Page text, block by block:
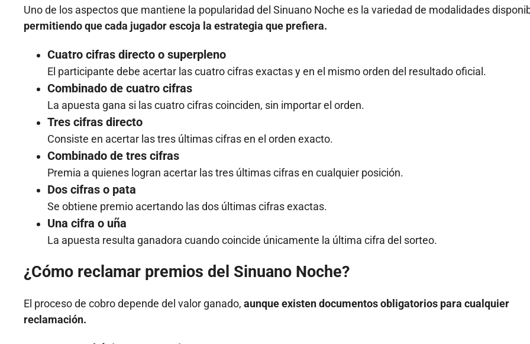
Uno de los aspectos que mantiene la popularidad del Sinuano Noche es la variedad de modalidades
permitiendo que cada jugador escoja la estrategia que prefiera.
Cuatro cifras directo o superpleno
El participante debe acertar las cuatro cifras exactas y en el mismo orden del resultado oficial.
Combinado de cuatro cifras
La apuesta gana si las cuatro cifras coinciden, sin importar el orden.
Tres cifras directo
Consiste en acertar las tres últimas cifras en el orden exacto.
Combinado de tres cifras
Premia a quienes logran acertar las tres últimas cifras en cualquier posición.
Dos cifras o pata
Se obtiene premio acertando las dos últimas cifras exactas.
Una cifra o uña
La apuesta resulta ganadora cuando coincide únicamente la última cifra del sorteo.
¿Cómo reclamar premios del Sinuano Noche?
El proceso de cobro depende del valor ganado, aunque existen documentos obligatorios para cualquier
reclamación.